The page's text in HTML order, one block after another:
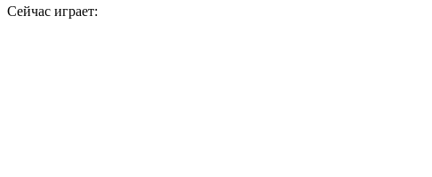
Сейчас играет: